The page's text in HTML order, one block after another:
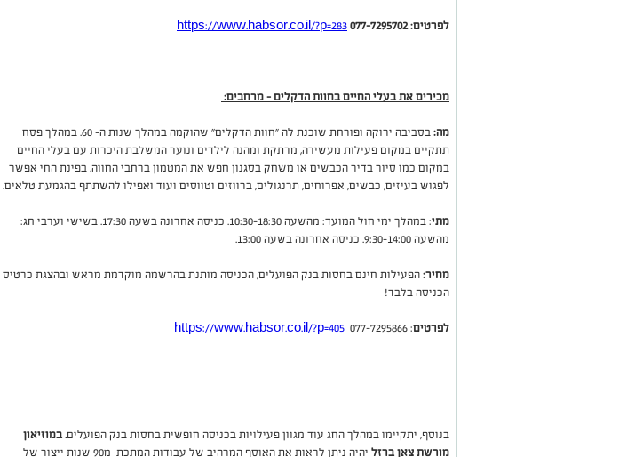
לפרטים: 077-7295702 https://www.habsor.co.il/?p=283
מכירים את בעלי החיים בחוות הדקלים - מרחבים:
מה:
בסביבה ירוקה ופורחת שוכנת לה "חוות הדקלים" שהוקמה במהלך שנות ה- 60. במהלך פסח
תתקיים במקום פעילות מעשירה, מרתקת ומהנה לילדים ונוער המשלבת היכרות עם בעלי החיים
במקום כמו סיור בדיר הכבשים או משחק בסגנון חפש את המטמון ברחבי החווה.בפינת החי אפשר
לפגוש בעיזים, כבשים, אפרוחים, תרנגולים, ברווזים וטווסים ועוד ואפילו להשתתף בהגמעת טלאים.
מתי
: במהלך ימי חול המועד: מהשעה 10:30-18:30. כניסה אחרונה בשעה 17:30. בשישי וערבי חג:
מהשעה 9:30-14:00. כניסה אחרונה בשעה 13:00.
מחיר:הפעילות חינם בחסות בנק הפועלים, הכניסה מותנת בהרשמה מוקדמת מראש ובהצגת כרטיס
הכניסה בלבד!
לפרטים: 077-7295866
https://www.habsor.co.il/?p=405
בנוסף, יתקיימו במהלך החג עוד מגוון פעילויות בכניסה חופשית בחסות בנק הפועלים. במוזיאון
מורשת צאן ברזל
יהיה ניתן לראות את האוסף המרהיב של עבודות המתכת מ90 שנות ייצור של